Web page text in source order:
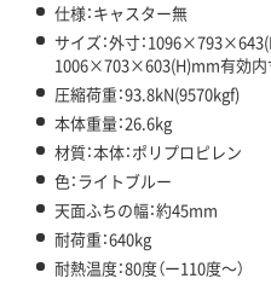
仕様：キャスター無
サイズ：外寸：
1006×703×603(H)mm有効
圧縮荷重：93.8kN(9570kgf)
本体重量：26.6kg
材質：本体：ポリプロピレン
色：ライトブルー
天面ふちの幅：約45mm
耐荷重：640kg
耐熱温度：80度（ー110度～）